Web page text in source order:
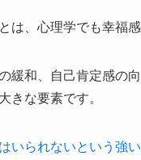
は、心理学でも幸福
緩和、自己肯定感の
きな要素です。
いられないという強